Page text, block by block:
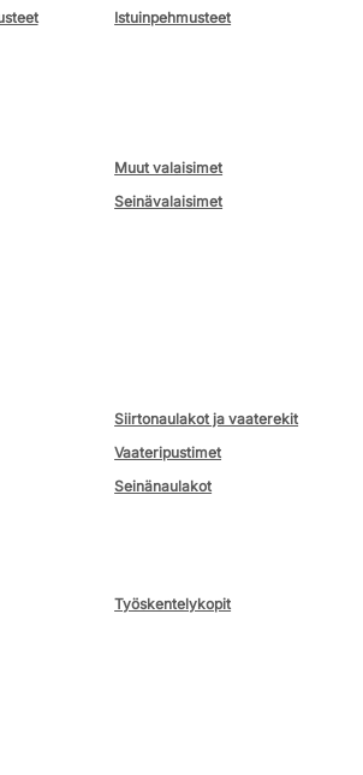
Istuinpehmusteet
Muut valaisimet
Seinävalaisimet
Siirtonaulakot ja vaaterekit
Vaateripustimet
Seinänaulakot
Työskentelykopit